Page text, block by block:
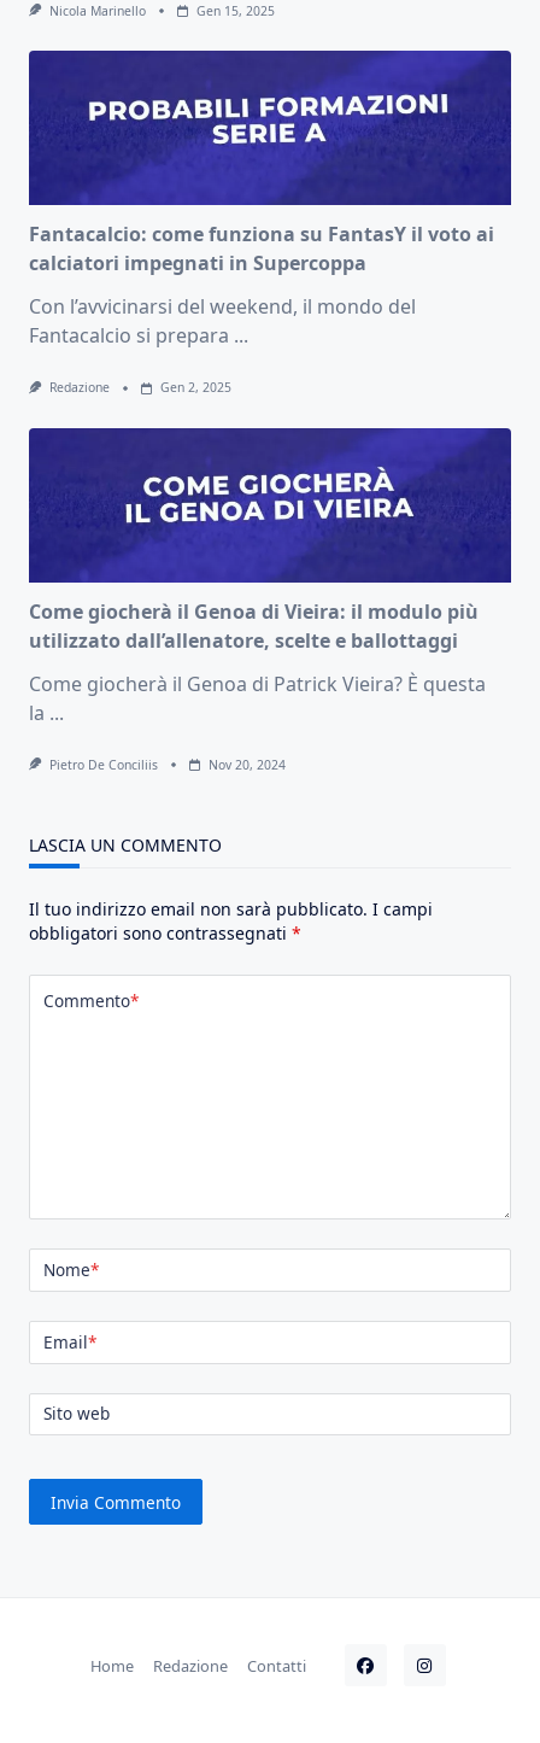
Nicola Marinello Gen 15, 2025
Fantacalcio: come funziona su FantasY il voto ai
calciatori impegnati in Supercoppa
Con l’avvicinarsi del weekend, il mondo del
Fantacalcio si prepara ...
Redazione Gen 2, 2025
Come giocherà il Genoa di Vieira: il modulo più
utilizzato dall’allenatore, scelte e ballottaggi
Come giocherà il Genoa di Patrick Vieira? È questa
la ...
Pietro De Conciliis Nov 20, 2024
LASCIA UN COMMENTO
Il tuo indirizzo email non sarà pubblicato. I campi
obbligatori sono contrassegnati *
Commento*
Nome*
Email*
Sito web
Home Redazione Contatti